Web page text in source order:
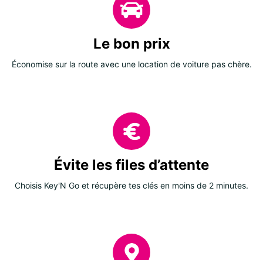
Le bon prix
Économise sur la route avec une location de voiture pas chère.
Évite les files d’attente
Choisis Key'N Go et récupère tes clés en moins de 2 minutes.